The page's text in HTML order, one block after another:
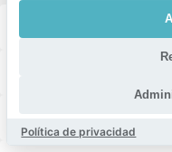
Política de privacidad